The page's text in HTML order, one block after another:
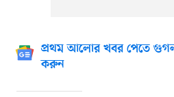
প্রথম আলোর খবর পেতে
করুন